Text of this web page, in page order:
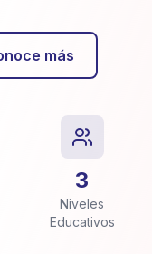
más
3
Niveles
Educativos